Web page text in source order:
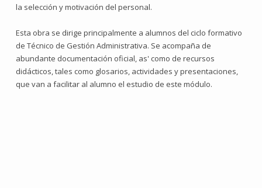
la selección y motivación del personal.
Esta obra se dirige principalmente a alumnos del ciclo formativo
de Técnico de Gestión Administrativa. Se acompaña de
abundante documentación oficial, as' como de recursos
didácticos, tales como glosarios, actividades y presentaciones,
que van a facilitar al alumno el estudio de este módulo.